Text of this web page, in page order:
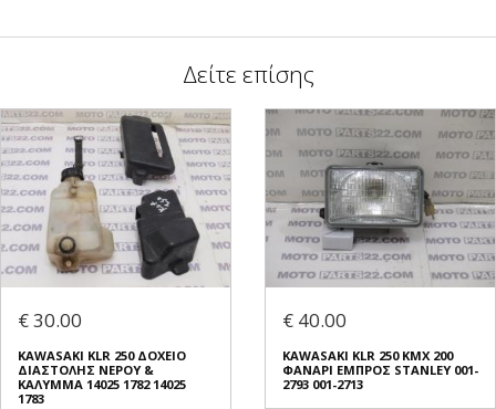
Δείτε επίσης
€ 30.00
KAWASAKI KLR 250 ΔΟΧΕΙΟ
ΔΙΑΣΤΟΛΗΣ ΝΕΡΟΥ &
ΚΑΛΥΜΜΑ 14025 1782 14025
1783
€ 40.00
KAWASAKI KLR 250 KMX 200
ΦΑΝΑΡΙ ΕΜΠΡΟΣ STANLEY 001-
2793 001-2713